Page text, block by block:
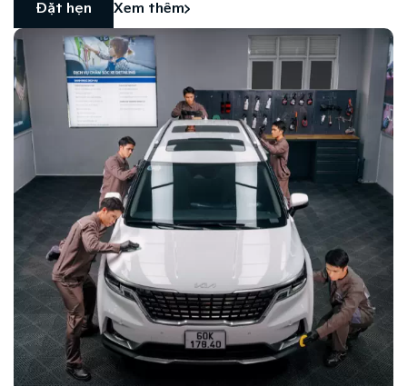
Đặt hẹn Xem thêm